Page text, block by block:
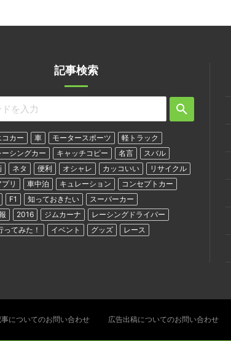
記事検索
コカー 車 モータースポーツ
軽トラック
ーシングカー キャッチコピー 名言
スバル
ネタ 便利 オシャレ カッコいい
リサイクル
プリ 車中泊 キュレーション
コンセプトカー
F1 知っておきたい
スーパーカー
2016 ジムカーナ
レーシングドライバー
ってみた！ イベント グッズ レース
についてのお問い合わせ 広告出稿についてのお問い合わせ